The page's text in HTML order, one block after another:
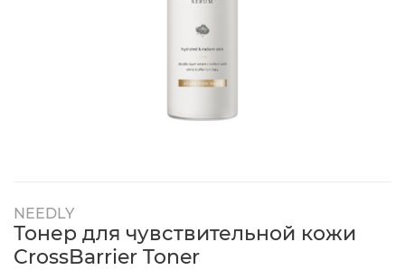
NEEDLY
Тонер для чувствительной кожи
CrossBarrier Toner